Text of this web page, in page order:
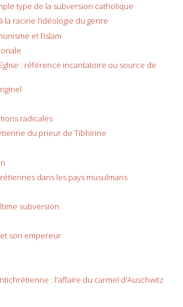
type de la subversion catholique
la racine l’idéologie du genre
et l’islam
: référence incantatoire ou source de
radicales
du prieur de Tibhirine
dans les pays musulmans
subversion
et son empereur
: l'affaire du carmel d'Auschwitz